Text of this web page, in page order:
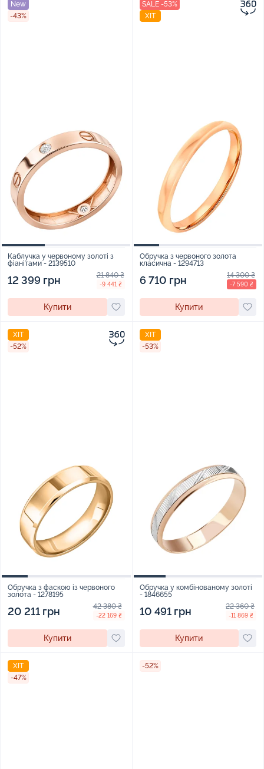
New
-43%
Каблучка у червоному золоті з
фіанітами - 2139510
12 399 грн 21 840 ₴
-9 441 ₴
Купити
SALE -53%
ХІТ
Обручка з червоного золота
класична - 1294713
6 710 грн 14 300 ₴
-7 590 ₴
Купити
ХІТ
-52%
Обручка з фаскою із червоного
золота - 1278195
20 211 грн 42 380 ₴
-22 169 ₴
Купити
ХІТ
-53%
Обручка у комбінованому золоті
- 1846655
10 491 грн 22 360 ₴
-11 869 ₴
Купити
ХІТ
-47%
-52%